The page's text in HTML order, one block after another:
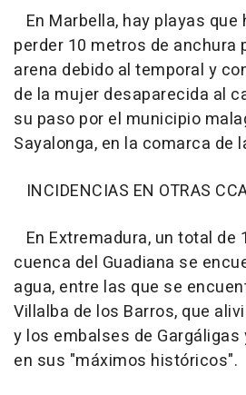
En Marbella, hay playas que
perder 10 metros de anchura
arena debido al temporal y
de la mujer desaparecida al
su paso por el municipio
Sayalonga, en la comarca de
INCIDENCIAS EN OTRAS
En Extremadura, un total de
cuenca del Guadiana se
agua, entre las que se
Villalba de los Barros, que
y los embalses de
en sus "máximos históricos".